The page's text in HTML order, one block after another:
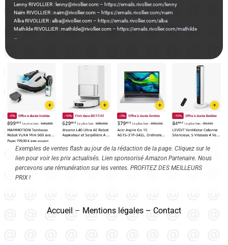
Lenny RIVOLLIER : lenny@rivollier.com – https://emails.rivollier.com/lenny
Naïm RIVOLLIER : naim@rivollier.com – https://emails.rivollier.com/naim
Alba RIVOLLIER : alba@rivollier.com – https://emails.rivollier.com/alba
Mathilde RIVOLLIER : mathilde@rivollier.com – https://emails.rivollier.com/mathilde
Exemples de ventes flash au jour de la rédaction de la page. Cliquez sur le
lien pour voir les prix actualisés. Lien sponsorisé Amazon Partenaire. Nous
percevons une rémunération sur les ventes. PROFITEZ DES MEILLEURS
PRIX !
Accueil – Mentions légales – Contact